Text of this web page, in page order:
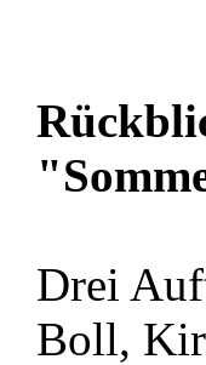
Drei
Boll,